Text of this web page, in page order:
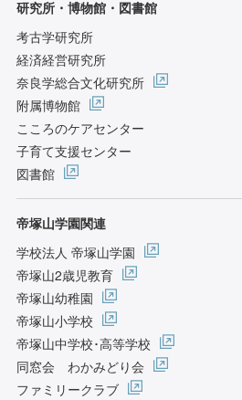
研究所・博物館・図書館
考古学研究所
経済経営研究所
奈良学総合文化研究所
附属博物館
こころのケアセンター
子育て支援センター
図書館
帝塚山学園関連
学校法人 帝塚山学園
帝塚山2歳児教育
帝塚山幼稚園
帝塚山小学校
帝塚山中学校･高等学校
同窓会 わかみどり会
ファミリークラブ